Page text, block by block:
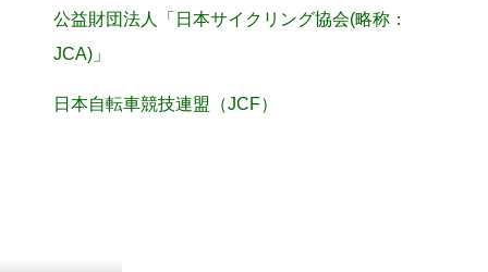
公益財団法人「日本サイクリング協会(略称：
JCA)」
日本自転車競技連盟（JCF）